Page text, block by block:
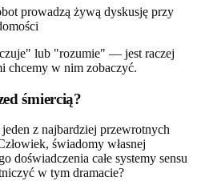
lub "rozumie" — jest raczej
chcemy w nim zobaczyć.
śmiercią?
jeden z najbardziej przewrotnych
świadomy własnej
doświadczenia całe systemy sensu
w tym dramacie?